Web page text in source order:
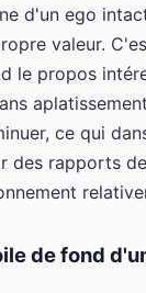
d'un ego
valeur.
le propos
ce qui
des rapports
de fond